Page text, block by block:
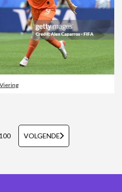
Viering
100 VOLGENDE